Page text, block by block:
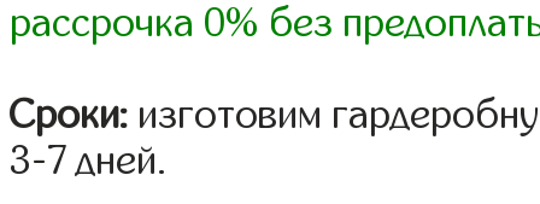
рассрочка 0% без
Сроки: изготовим
3-7 дней.